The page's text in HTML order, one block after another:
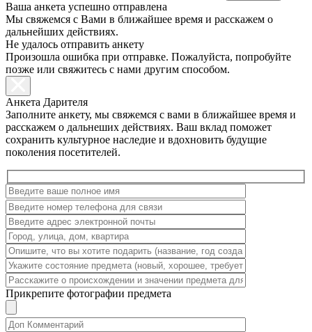
Ваша анкета успешно отправлена
Мы свяжемся с Вами в ближайшее время и расскажем о
дальнейших действиях.
Не удалось отправить анкету
Произошла ошибка при отправке. Пожалуйста, попробуйте
позже или свяжитесь с нами другим способом.
Анкета Дарителя
Заполните анкету, мы свяжемся с вами в ближайшее время и
расскажем о дальнеших действиях. Ваш вклад поможет
сохранить культурное наследие и вдохновить будущие
поколения посетителей.
Прикрепите фотографии предмета